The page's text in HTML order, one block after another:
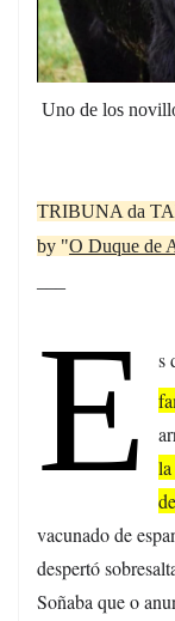
Uno de los
TRIBUNA da
by "O Duque de
E s
vacunado de
despertó
Soñaba que o